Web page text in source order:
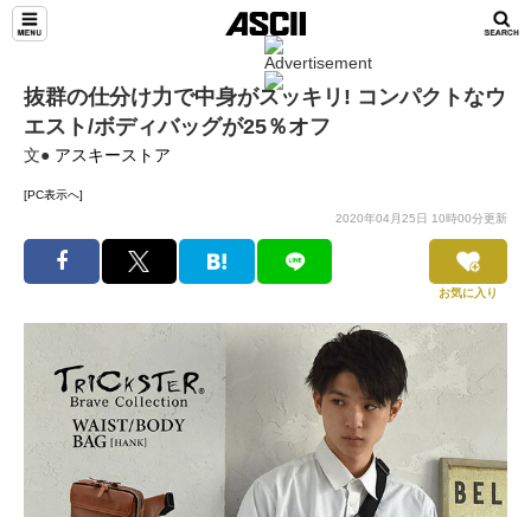
抜群の仕分け力で中身がスッキリ! コンパクトなウ
エスト/ボディバッグが25％オフ
文● アスキーストア
[PC表示へ]
2020年04月25日 10時00分更新
お気に入り